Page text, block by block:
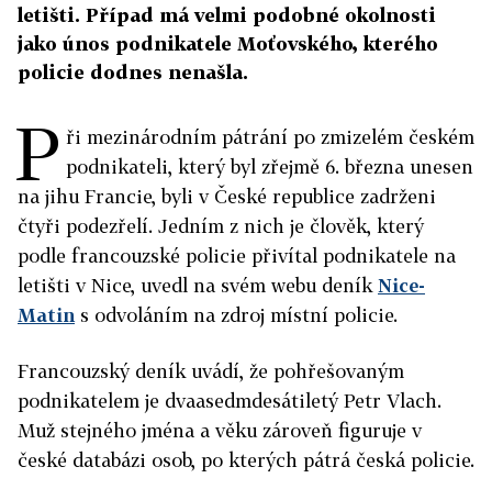
letišti. Případ má velmi podobné okolnosti
jako únos podnikatele Moťovského, kterého
policie dodnes nenašla.
P ři mezinárodním pátrání po zmizelém českém
podnikateli, který byl zřejmě 6. března unesen
na jihu Francie, byli v České republice zadrženi
čtyři podezřelí. Jedním z nich je člověk, který
podle francouzské policie přivítal podnikatele na
letišti v Nice, uvedl na svém webu deník Nice-
Matin s odvoláním na zdroj místní policie.
Francouzský deník uvádí, že pohřešovaným
podnikatelem je dvaasedmdesátiletý Petr Vlach.
Muž stejného jména a věku zároveň figuruje v
české databázi osob, po kterých pátrá česká policie.